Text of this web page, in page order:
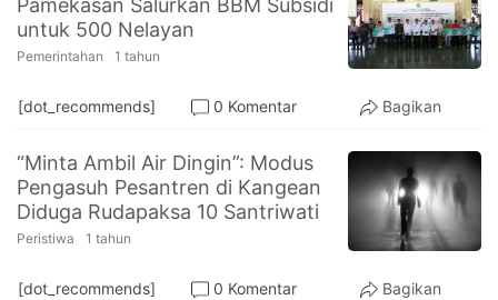
PT.
Balqis
Cyber
Media
Pamekasan Salurkan BBM Subsidi
untuk 500 Nelayan
Pemerintahan 1 tahun
[dot_recommends] 0 Komentar Bagikan
“Minta Ambil Air Dingin”: Modus
Pengasuh Pesantren di Kangean
Diduga Rudapaksa 10 Santriwati
Peristiwa 1 tahun
[dot_recommends] 0 Komentar Bagikan